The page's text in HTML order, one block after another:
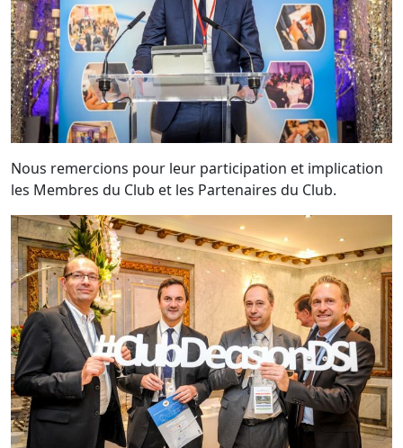
Nous remercions pour leur participation et implication
les Membres du Club et les Partenaires du Club.